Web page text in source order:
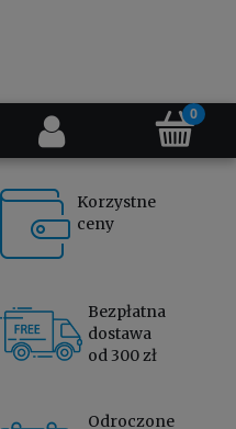
Korzystne
ceny
Bezpłatna
dostawa
od 300 zł
Odroczone